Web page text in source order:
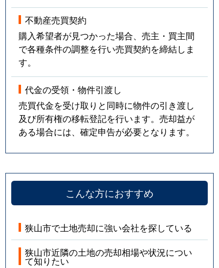
不動産売買契約
購入希望者が見つかった場合、売主・買主間
で各種条件の調整を行い売買契約を締結しま
す。
代金の受領・物件引渡し
売買代金を受け取りと同時に物件の引き渡し
及び所有権の移転登記を行います。売却益が
ある場合には、確定申告が必要となります。
こんな方におすすめ
狭山市で土地売却に強い会社を探している
狭山市近隣の土地の売却相場や状況につい
て知りたい